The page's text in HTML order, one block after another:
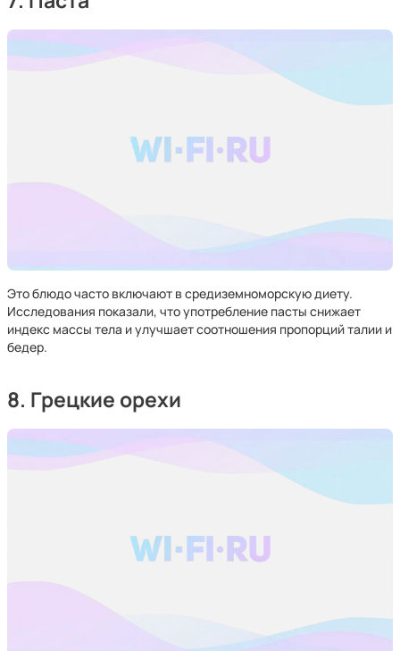
Это блюдо часто включают в средиземноморскую диету.
Исследования показали, что употребление пасты снижает
индекс массы тела и улучшает соотношения пропорций талии и
бедер.
8. Грецкие орехи